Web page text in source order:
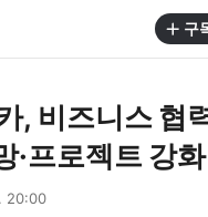
구
, 비즈니스 협
·프로젝트 강화
20:00